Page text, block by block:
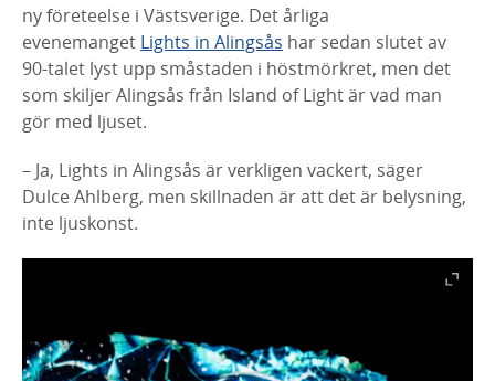
ny företeelse i Västsverige. Det årliga
evenemanget Lights in Alingsås har sedan slutet av
90-talet lyst upp småstaden i höstmörkret, men det
som skiljer Alingsås från Island of Light är vad man
gör med ljuset.
– Ja, Lights in Alingsås är verkligen vackert, säger
Dulce Ahlberg, men skillnaden är att det är belysning,
inte ljuskonst.